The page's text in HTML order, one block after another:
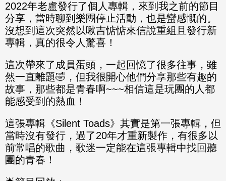
2022年老盧發行了個人專輯，來到我之前的節目
分享，當時聊到樂團停止活動，也是蠻感慨的。
沒想到這次突然以啾吉惦惦來信說重組且發行新
專輯，真的很令人驚喜！
這次帶來了成員蛋頭，一起回憶了很多往事，雖
然一直離題🤣，但我很開心他們分享那些有趣的
故事，那些都是青春啊~~~相信這是玩團的人都
能感受到的熱血！
這張專輯《Silent Toads》其實是第一張專輯，但
當時沒有發行，過了20年才重新製作，有很多以
前常唱的歌曲，歌迷一定能在這張專輯中找回聽
團的青春！